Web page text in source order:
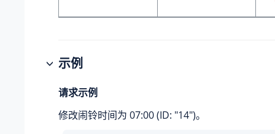
示例
请求示例
修改闹铃时间为 07:00 (ID: "14")。